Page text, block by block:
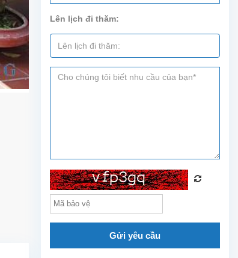
Lên lịch đi thăm:
Gửi yêu cầu